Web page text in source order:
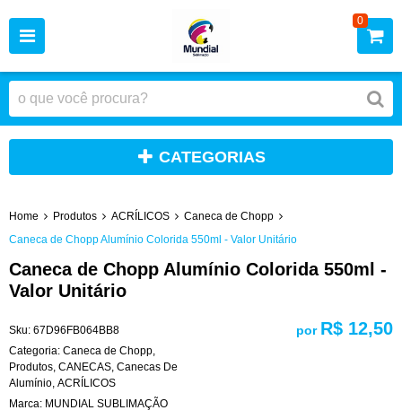
0
CATEGORIAS
Home Produtos ACRÍLICOS
Caneca de Chopp
Caneca de Chopp Alumínio Colorida 550ml - Valor Unitário
Caneca de Chopp Alumínio Colorida 550ml -
Valor Unitário
Sku: 67D96FB064BB8
Categoria: Caneca de Chopp
Produtos CANECAS Canecas De
Alumínio ACRÍLICOS
Marca: MUNDIAL SUBLIMAÇÃO
por R$ 12,50